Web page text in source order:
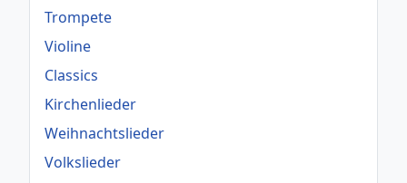
Trompete
Violine
Classics
Kirchenlieder
Weihnachtslieder
Volkslieder